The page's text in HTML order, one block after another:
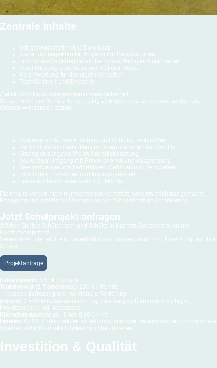
Zentrale Inhalte
Selbstbewusstsein ohne Dominanz
Klarer und respektvoller Umgang mit Provokationen
Emotionale Selbstregulation bei Stress, Wut oder Unsicherheit
Konfliktlösung ohne Gewinner-Verlierer-Muster
Verantwortung für das eigene Verhalten
Teamfähigkeit und Empathie
Ziel ist nicht Lautstärke, sondern innere Sicherheit.
Schülerinnen und Schüler lernen, ruhig zu bleiben, klar zu kommunizieren und
Grenzen wirksam zu setzen.
Körpersprache, innere Haltung und Wirkung nach außen
Der Einfluss von Gedanken und Interpretationen auf Gefühle
Strategien zur gewaltfreien Selbstbehauptung
Souveräner Umgang mit Provokationen und Ausgrenzung
Bewusstwerden von Bedürfnissen, Gefühlen und Denkweisen
Hilfe holen – reflektiert und lösungsorientiert
Fokus auf Ressourcen statt auf Defizite
Die Inhalte werden nicht nur theoretisch vermittelt, sondern erfahrbar gemacht.
Bewegung und praktische Übungen sorgen für nachhaltige Verankerung.
Jetzt Schulprojekt anfragen
Stärken Sie Ihre Schülerinnen und Schüler in Klarheit, Selbstvertrauen und
Konfliktkompetenz.
Vereinbaren Sie jetzt ein unverbindliches Vorgespräch zur Umsetzung an Ihrer
Schule.
Projektanfrage
Einzeltrainerin: 140 € / Stunde
Teamhonorar (2 Trainerinnen): 230 € / Stunde
→ bessere Betreuung und individuelle Förderung
Beispiel: 3 × 90 Minuten an einem Tag oder aufgeteilt an mehreren Tagen,
Projektwochen, ind. Absprache
Kilometerpauschale ab 15 km: 0,30 € / km
Hinweis: Ab 18 Kindern setzen wir automatisch zwei Trainerinnen ein, um optimale
Qualität und individuelle Förderung sicherzustellen.
Investition & Qualität